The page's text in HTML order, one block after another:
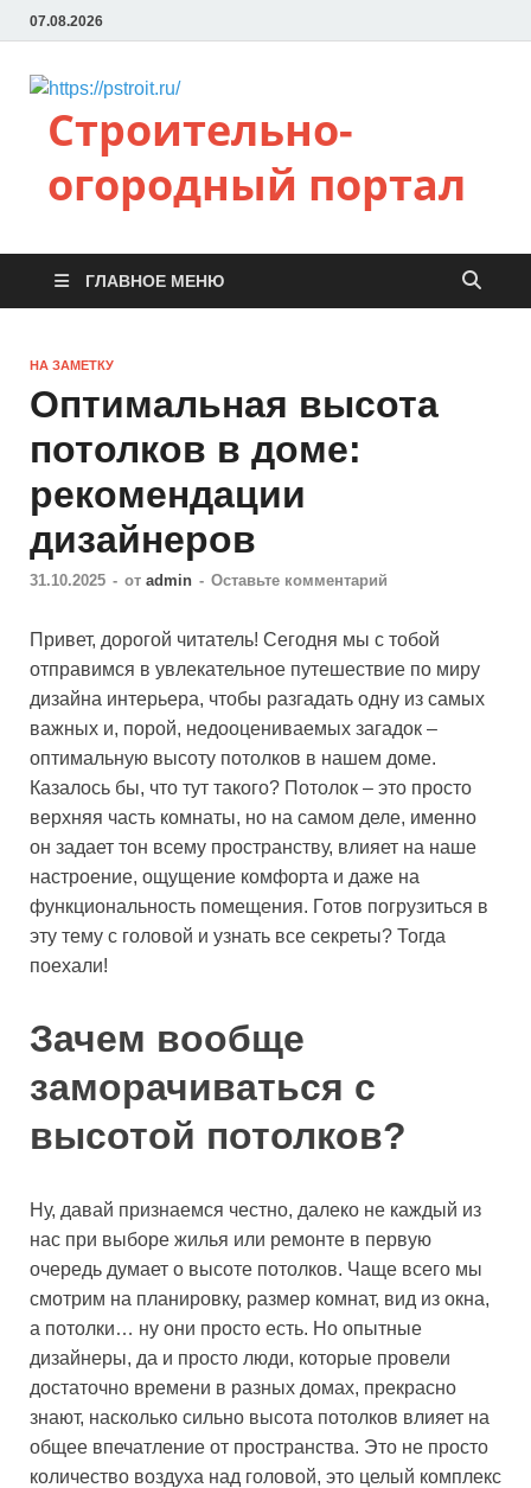
07.08.2026
Строительно-
огородный портал
ГЛАВНОЕ МЕНЮ
НА ЗАМЕТКУ
Оптимальная высота
потолков в доме:
рекомендации
дизайнеров
31.10.2025 - от admin - Оставьте комментарий
Привет, дорогой читатель! Сегодня мы с тобой
отправимся в увлекательное путешествие по миру
дизайна интерьера, чтобы разгадать одну из самых
важных и, порой, недооцениваемых загадок –
оптимальную высоту потолков в нашем доме.
Казалось бы, что тут такого? Потолок – это просто
верхняя часть комнаты, но на самом деле, именно
он задает тон всему пространству, влияет на наше
настроение, ощущение комфорта и даже на
функциональность помещения. Готов погрузиться в
эту тему с головой и узнать все секреты? Тогда
поехали!
Зачем вообще
заморачиваться с
высотой потолков?
Ну, давай признаемся честно, далеко не каждый из
нас при выборе жилья или ремонте в первую
очередь думает о высоте потолков. Чаще всего мы
смотрим на планировку, размер комнат, вид из окна,
а потолки… ну они просто есть. Но опытные
дизайнеры, да и просто люди, которые провели
достаточно времени в разных домах, прекрасно
знают, насколько сильно высота потолков влияет на
общее впечатление от пространства. Это не просто
количество воздуха над головой, это целый комплекс